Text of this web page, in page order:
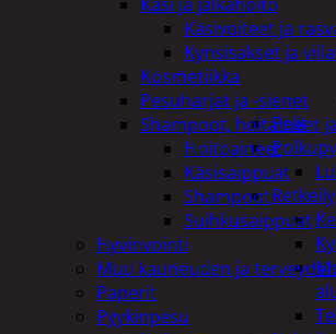
Pelit
Retkeily
Käsivoiteet ja
Kynsisakset ja
Kosmetiikka
Pesuharjat ja -sienet
Shampoot, hoitaineet
Hoitoaineet
Käsisaippuat
Shampoot
Suihkusaippuat
Hyvinvointi
Muu kauneuden ja
Paperit
Pyykinpesu